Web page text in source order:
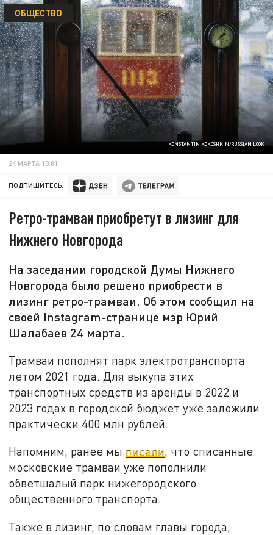
KONSTANTIN KOKOSHKIN/RUSSIAN LOOK
ОБЩЕСТВО
24 МАРТА 18:01
ПОДПИШИТЕСЬ:
Ретро-трамваи приобретут в лизинг для
Нижнего Новгорода
На заседании городской Думы Нижнего
Новгорода было решено приобрести в
лизинг ретро-трамваи. Об этом сообщил на
своей Instagram-странице мэр Юрий
Шалабаев 24 марта.
Трамваи пополнят парк электротранспорта
летом 2021 года. Для выкупа этих
транспортных средств из аренды в 2022 и
2023 годах в городской бюджет уже заложили
практически 400 млн рублей.
Напомним, ранее мы писали, что списанные
московские трамваи уже пополнили
обветшалый парк нижегородского
общественного транспорта.
Также в лизинг, по словам главы города,